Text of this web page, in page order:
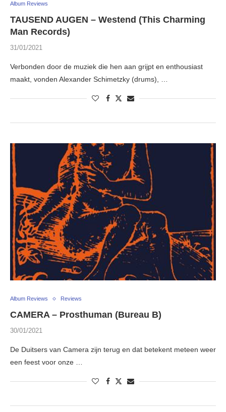
Album Reviews
TAUSEND AUGEN – Westend (This Charming
Man Records)
31/01/2021
Verbonden door de muziek die hen aan grijpt en enthousiast
maakt, vonden Alexander Schimetzky (drums), …
Album Reviews Reviews
CAMERA – Prosthuman (Bureau B)
30/01/2021
De Duitsers van Camera zijn terug en dat betekent meteen weer
een feest voor onze …